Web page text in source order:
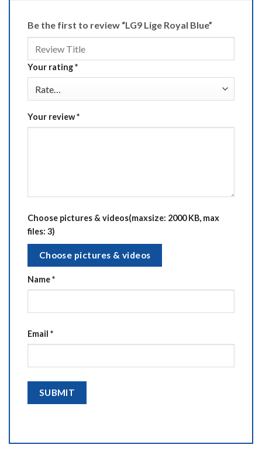
Be the first to review “LG9 Lige Royal Blue”
Your rating*
Your review*
Choose pictures & videos(maxsize: 2000 KB, max
files: 3)
Choose pictures & videos
Name*
Email *